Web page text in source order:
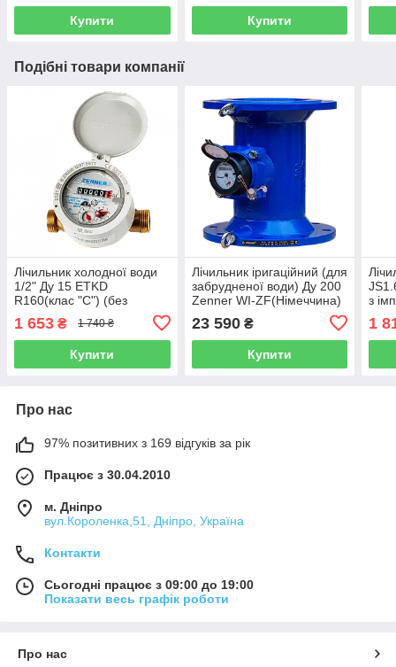
Купити Купити
Подібні товари компанії
Лічильник холодної води
1/2" Ду 15 ETKD
R160(клас "С") (без
Zenner(Німеччина)
1 653 ₴ 1 740 ₴
Купити
Лічильник іригаційний (для
забрудненої води) Ду 200
Zenner WI-ZF(Німеччина)
23 590₴
Купити
з
1
Про нас
97% позитивних з 169 відгуків за рік
Працює з 30.04.2010
м. Дніпро
вул.Короленка,51, Дніпро, Україна
Контакти
Сьогодні працює з 09:00 до 19:00
Показати весь графік роботи
Про нас